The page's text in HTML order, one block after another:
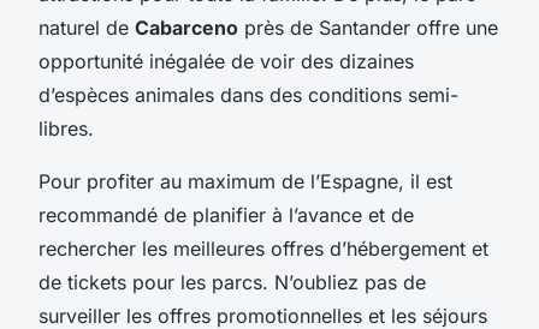
naturel de Cabarceno près de Santander offre une
opportunité inégalée de voir des dizaines
d’espèces animales dans des conditions semi-
libres.
Pour profiter au maximum de l’Espagne, il est
recommandé de planifier à l’avance et de
rechercher les meilleures offres d’hébergement et
de tickets pour les parcs. N’oubliez pas de
surveiller les offres promotionnelles et les séjours